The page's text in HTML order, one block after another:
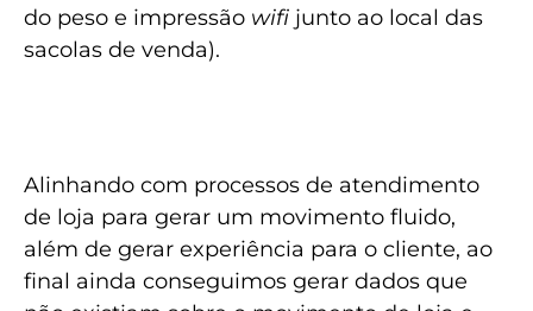
do peso e impressão wifi junto ao local das
sacolas de venda).
Alinhando com processos de atendimento
de loja para gerar um movimento fluido,
além de gerar experiência para o cliente, ao
final ainda conseguimos gerar dados que